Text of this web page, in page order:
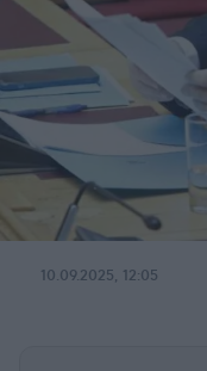
10.09.2025, 12:05